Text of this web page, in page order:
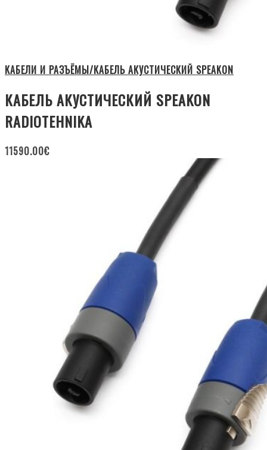
КАБЕЛИ И РАЗЪЁМЫ/КАБЕЛЬ АКУСТИЧЕСКИЙ SPEAKON
КАБЕЛЬ АКУСТИЧЕСКИЙ SPEAKON
RADIOTEHNIKA
11590.00€